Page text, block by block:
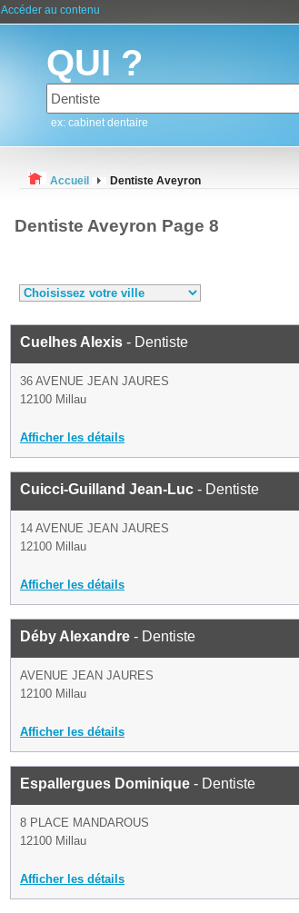
Accéder au contenu
QUI ?
ex: cabinet dentaire
Accueil Dentiste Aveyron
Dentiste Aveyron Page 8
Cuelhes Alexis - Dentiste
36 AVENUE JEAN JAURES
12100 Millau
Afficher les détails
Cuicci-Guilland Jean-Luc - Dentiste
14 AVENUE JEAN JAURES
12100 Millau
Afficher les détails
Déby Alexandre - Dentiste
AVENUE JEAN JAURES
12100 Millau
Afficher les détails
Espallergues Dominique - Dentiste
8 PLACE MANDAROUS
12100 Millau
Afficher les détails